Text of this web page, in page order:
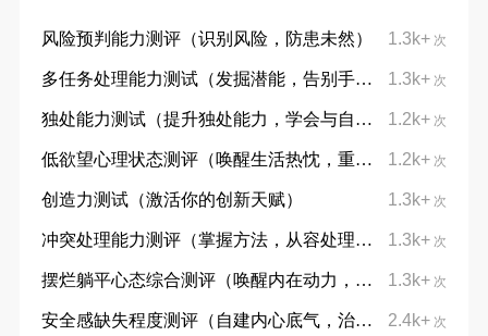
1.3k+ 次
风险预判能力测评（识别风险，防患未然）
1.3k+ 次
多任务处理能力测试（发掘潜能，告别手忙脚乱）
1.2k+ 次
独处能力测试（提升独处能力，学会与自己对话）
1.2k+ 次
低欲望心理状态测评（唤醒生活热忱，重拾向上力量）
1.3k+ 次
创造力测试（激活你的创新天赋）
1.3k+ 次
冲突处理能力测评（掌握方法，从容处理分歧）
1.3k+ 次
摆烂躺平心态综合测评（唤醒内在动力，摆脱躺平摆烂心态）
2.4k+ 次
安全感缺失程度测评（自建内心底气，治愈不安与敏感）